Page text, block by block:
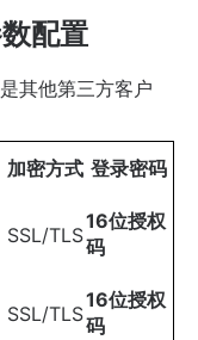
配置
其他第三方客户
加密方式 登录密码
SSL/TLS
16位授权
码
SSL/TLS
16位授权
码